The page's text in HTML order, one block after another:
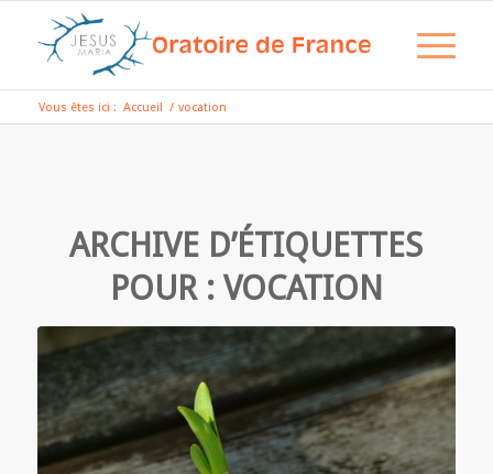
Vous êtes ici : Accueil / vocation
ARCHIVE D’ÉTIQUETTES
POUR : VOCATION